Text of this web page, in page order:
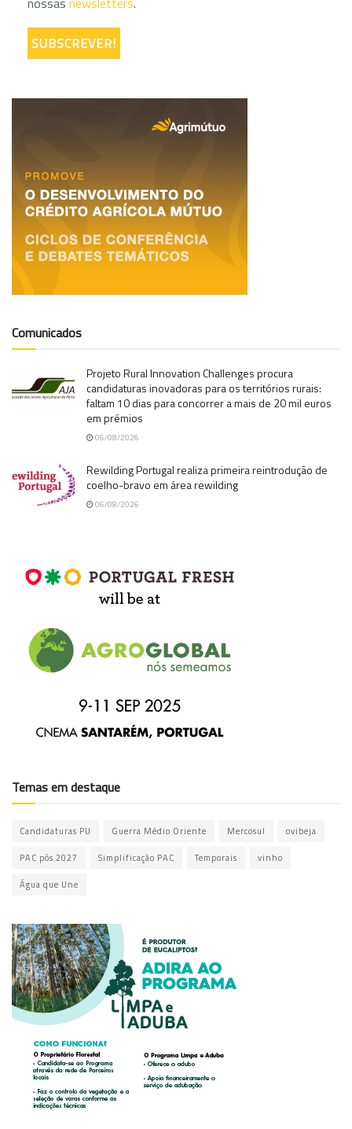
Comunicados
Projeto Rural Innovation Challenges procura
candidaturas inovadoras para os territórios rurais:
faltam 10 dias para concorrer a mais de 20 mil euros
em prémios
06/08/2026
Rewilding Portugal realiza primeira reintrodução de
coelho-bravo em área rewilding
06/08/2026
Temas em destaque
Candidaturas PU Guerra Médio Oriente Mercosul ovibeja
PAC pós 2027 Simplificação PAC Temporais vinho
Água que Une